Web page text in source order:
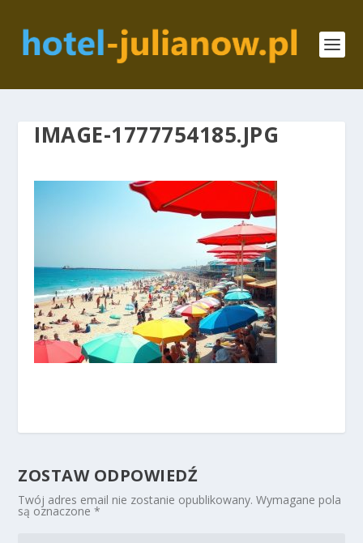
IMAGE-1777754185.JPG
ZOSTAW ODPOWIEDŹ
Twój adres email nie zostanie opublikowany. Wymagane pola
są oznaczone*